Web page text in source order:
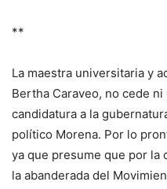
**
La maestra universitaria y
Bertha Caraveo, no cede
candidatura a la
político Morena. Por lo
ya que presume que por
la abanderada del